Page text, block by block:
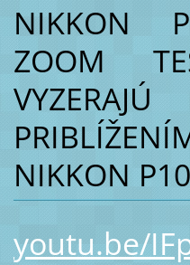
NIKKON
ZOOM
NIKKON
youtu.be/